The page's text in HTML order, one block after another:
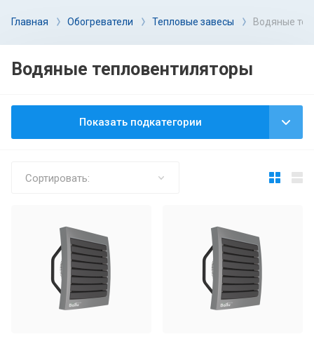
Главная Обогреватели Тепловые завесы Водяные
Водяные тепловентиляторы
Показать подкатегории
Сортировать: